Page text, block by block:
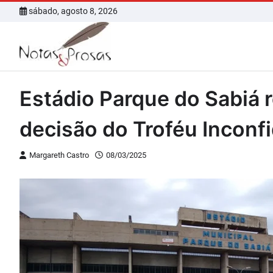
sábado, agosto 8, 2026
Estádio Parque do
decisão do Troféu
Margareth Castro 08/03/2025